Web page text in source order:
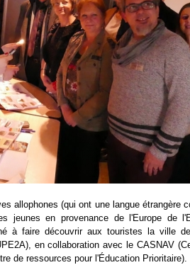
allophones (qui ont une langue étrangère
jeunes en provenance de l'Europe de
à faire découvrir aux touristes la ville
en collaboration avec le CASNAV
de ressources pour l'Éducation Prioritaire).